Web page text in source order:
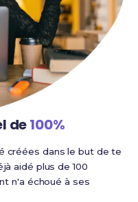
de100%
créées dans le but de te
aidé plus de 100
n'a échoué à ses